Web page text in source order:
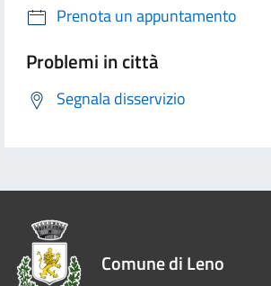
Prenota un appuntamento
Problemi in città
Segnala disservizio
Comune di Leno